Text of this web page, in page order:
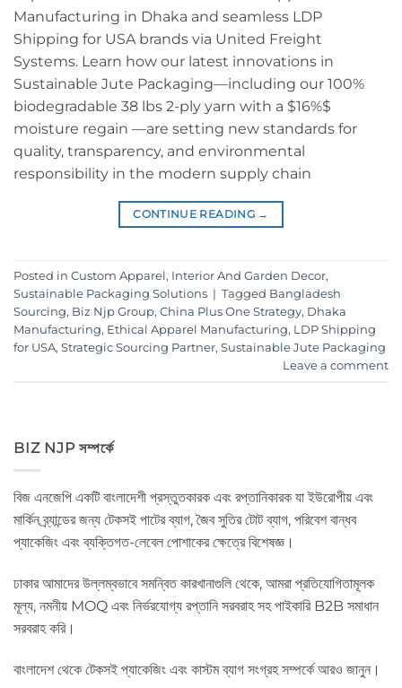
Manufacturing in Dhaka and seamless LDP
Shipping for USA brands via United Freight
Systems. Learn how our latest innovations in
Sustainable Jute Packaging—including our 100%
biodegradable 38 lbs 2-ply yarn with a $16%$
moisture regain —are setting new standards for
quality, transparency, and environmental
responsibility in the modern supply chain
CONTINUE READING →
Posted in Custom Apparel, Interior And Garden Decor,
Sustainable Packaging Solutions | Tagged Bangladesh
Sourcing, Biz Njp Group, China Plus One Strategy, Dhaka
Manufacturing, Ethical Apparel Manufacturing, LDP Shipping
for USA, Strategic Sourcing Partner, Sustainable Jute Packaging
Leave a comment
BIZ NJP সম্পর্কে
বিজ এনজেপি একটি বাংলাদেশী প্রস্তুতকারক এবং রপ্তানিকারক যা ইউরোপীয় এবং
মার্কিন ব্র্যান্ডের জন্য টেকসই পাটের ব্যাগ, জৈব সুতির টোট ব্যাগ, পরিবেশ বান্ধব
প্যাকেজিং এবং ব্যক্তিগত-লেবেল পোশাকের ক্ষেত্রে বিশেষজ্ঞ।
ঢাকার আমাদের উল্লম্বভাবে সমন্বিত কারখানাগুলি থেকে, আমরা প্রতিযোগিতামূলক
মূল্য, নমনীয় MOQ এবং নির্ভরযোগ্য রপ্তানি সরবরাহ সহ পাইকারি B2B সমাধান
সরবরাহ করি।
বাংলাদেশ থেকে টেকসই প্যাকেজিং এবং কাস্টম ব্যাগ সংগ্রহ সম্পর্কে আরও জানুন।